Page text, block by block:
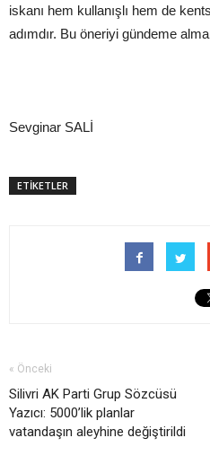
iskanı hem kullanışlı hem de
adımdır. Bu öneriyi gündeme
Sevginar SALİ
ETİKETLER
« Önceki
Silivri AK Parti Grup Sözcüsü
Yazıcı: 5000’lik planlar
vatandaşın aleyhine değiştirildi